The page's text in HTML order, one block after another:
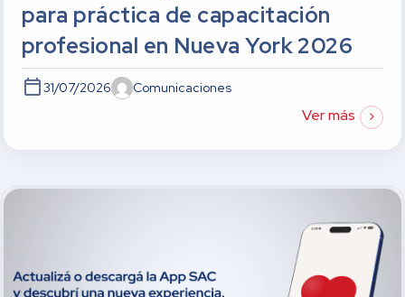
para práctica de capacitación
profesional en Nueva York 2026
31/07/2026 Comunicaciones
Ver más